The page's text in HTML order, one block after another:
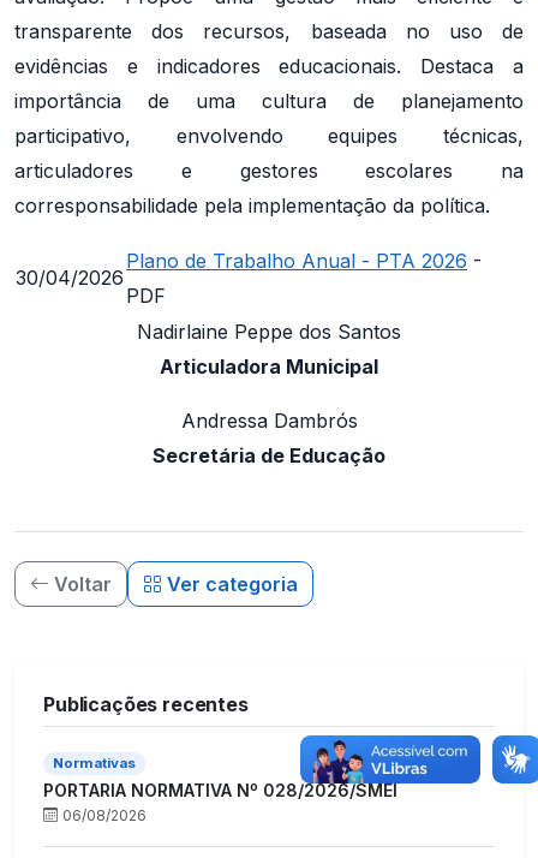
transparente dos recursos, baseada no uso de
evidências e indicadores educacionais. Destaca a
importância de uma cultura de planejamento
participativo, envolvendo equipes técnicas,
articuladores e gestores escolares na
corresponsabilidade pela implementação da política.
30/04/2026
Plano de Trabalho Anual - PTA 2026 -
PDF
Nadirlaine Peppe dos Santos
Articuladora Municipal
Andressa Dambrós
Secretária de Educação
Voltar Ver categoria
Publicações recentes
Normativas
PORTARIA NORMATIVA Nº 028/2026/SMEI
06/08/2026